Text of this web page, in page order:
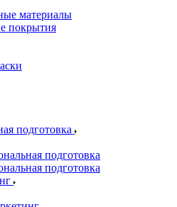
материалы
покрытия
подготовка
подготовка
подготовка